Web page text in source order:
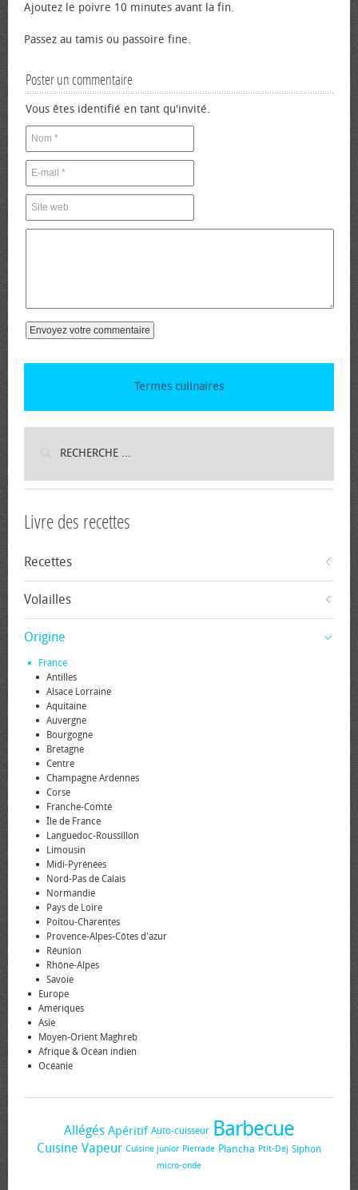
Ajoutez le poivre 10 minutes avant la fin.
Passez au tamis ou passoire fine.
Poster un commentaire
Vous êtes identifié en tant qu'invité.
Termes culinaires
Livre des recettes
Recettes
Volailles
Origine
France
Antilles
Alsace Lorraine
Aquitaine
Auvergne
Bourgogne
Bretagne
Centre
Champagne Ardennes
Corse
Franche-Comté
Île de France
Languedoc-Roussillon
Limousin
Midi-Pyrénées
Nord-Pas de Calais
Normandie
Pays de Loire
Poitou-Charentes
Provence-Alpes-Côtes d'azur
Réunion
Rhône-Alpes
Savoie
Europe
Amériques
Asie
Moyen-Orient Maghreb
Afrique & Océan indien
Océanie
Allégés Apéritif Auto-cuisseur Barbecue
Cuisine Vapeur Cuisine junior Pierrade Plancha Ptit-Dej Siphon
micro-onde